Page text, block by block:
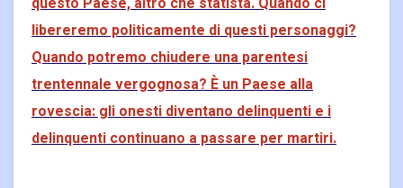
libereremo politicamente di questi personaggi?
Quando potremo chiudere una parentesi
trentennale vergognosa? È un Paese alla
rovescia: gli onesti diventano delinquenti e i
delinquenti continuano a passare per martiri.